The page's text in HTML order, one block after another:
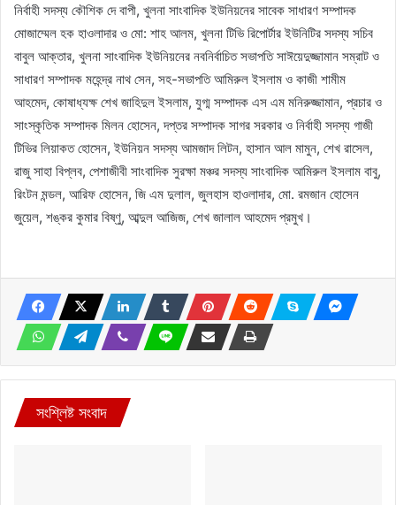
নির্বাহী সদস্য কৌশিক দে বাপী, খুলনা সাংবাদিক ইউনিয়নের সাবেক সাধারণ সম্পাদক
মোজাম্মেল হক হাওলাদার ও মো: শাহ আলম, খুলনা টিভি রিপোর্টার ইউনিটির সদস্য সচিব
বাবুল আক্তার, খুলনা সাংবাদিক ইউনিয়নের নবনির্বাচিত সভাপতি সাঈয়েদুজ্জামান সম্রাট ও
সাধারণ সম্পাদক মহেন্দ্র নাথ সেন, সহ-সভাপতি আমিরুল ইসলাম ও কাজী শামীম
আহমেদ, কোষাধ্যক্ষ শেখ জাহিদুল ইসলাম, যুগ্ম সম্পাদক এস এম মনিরুজ্জামান, প্রচার ও
সাংস্কৃতিক সম্পাদক মিলন হোসেন, দপ্তর সম্পাদক সাগর সরকার ও নির্বাহী সদস্য গাজী
টিভির লিয়াকত হোসেন, ইউনিয়ন সদস্য আমজাদ লিটন, হাসান আল মামুন, শেখ রাসেল,
রাজু সাহা বিপ্লব, পেশাজীবী সাংবাদিক সুরক্ষা মঞ্চর সদস্য সাংবাদিক আমিরুল ইসলাম বাবু,
রিংটন মন্ডল, আরিফ হোসেন, জি এম দুলাল, জুলহাস হাওলাদার, মো. রমজান হোসেন
জুয়েল, শঙ্কর কুমার বিষ্ণু, আব্দুল আজিজ, শেখ জালাল আহমেদ প্রমুখ।
সংশ্লিষ্ট সংবাদ